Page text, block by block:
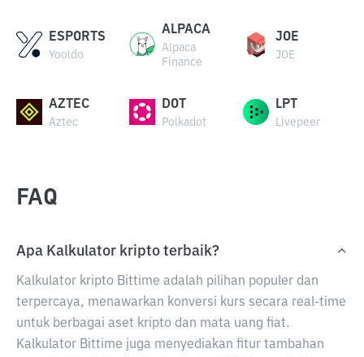
ESPORTS
Yooldo
ALPACA
Alpaca
Finance
JOE
JOE
AZTEC
Aztec
DOT
Polkadot
LPT
Livepeer
FAQ
Apa Kalkulator kripto terbaik?
Kalkulator kripto Bittime adalah pilihan populer dan
terpercaya, menawarkan konversi kurs secara real-time
untuk berbagai aset kripto dan mata uang fiat.
Kalkulator Bittime juga menyediakan fitur tambahan